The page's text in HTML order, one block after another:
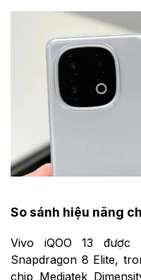
So sánh hiệu năng
Vivo iQOO 13 được
Snapdragon 8 Elite,
chip Mediatek